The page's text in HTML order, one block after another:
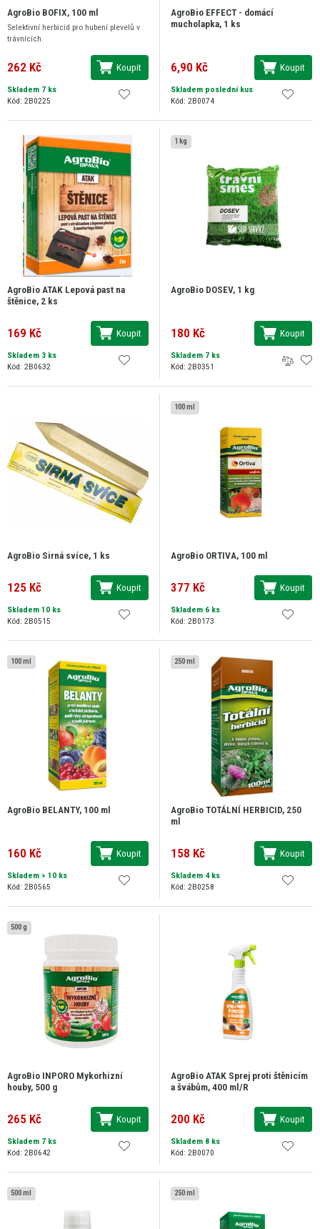
AgroBio BOFIX, 100 ml
Selektivní herbicid pro hubení plevelů v
trávnících.
262 Kč Koupit
Skladem 7 ks
Kód: 2B0225
AgroBio EFFECT - domácí
mucholapka, 1 ks
6,90 Kč Koupit
Skladem poslední kus
Kód: 2B0074
AgroBio ATAK Lepová past na
štěnice, 2 ks
169 Kč Koupit
Skladem 3 ks
Kód: 2B0632
1 kg
AgroBio DOSEV, 1 kg
180 Kč Koupit
Skladem 7 ks
Kód: 2B0351
AgroBio Sirná svíce, 1 ks
125 Kč Koupit
Skladem 10 ks
Kód: 2B0515
100 ml
AgroBio ORTIVA, 100 ml
377 Kč Koupit
Skladem 6 ks
Kód: 2B0173
100 ml
AgroBio BELANTY, 100 ml
160 Kč Koupit
Skladem > 10 ks
Kód: 2B0565
250 ml
AgroBio TOTÁLNÍ HERBICID, 250
ml
158 Kč Koupit
Skladem 4 ks
Kód: 2B0258
500 g
AgroBio INPORO Mykorhizní
houby, 500 g
265 Kč Koupit
Skladem 7 ks
Kód: 2B0642
AgroBio ATAK Sprej proti štěnicím
a švábům, 400 ml/R
200 Kč Koupit
Skladem 8 ks
Kód: 2B0070
500 ml 250 ml